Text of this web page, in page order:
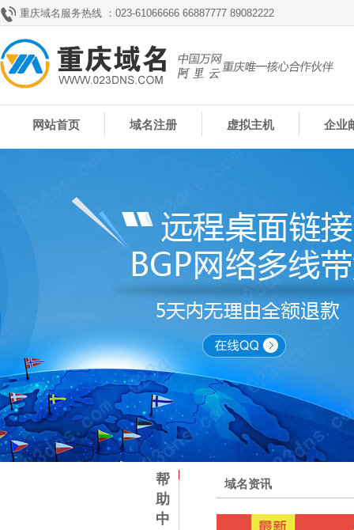
重庆域名服务热线 ：023-61066666 66887777 89082222
网站首页 域名注册 虚拟主机 企业
帮
助
中
域名资讯